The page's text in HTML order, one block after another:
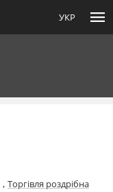
УКР menu
, Торгівля роздрібна